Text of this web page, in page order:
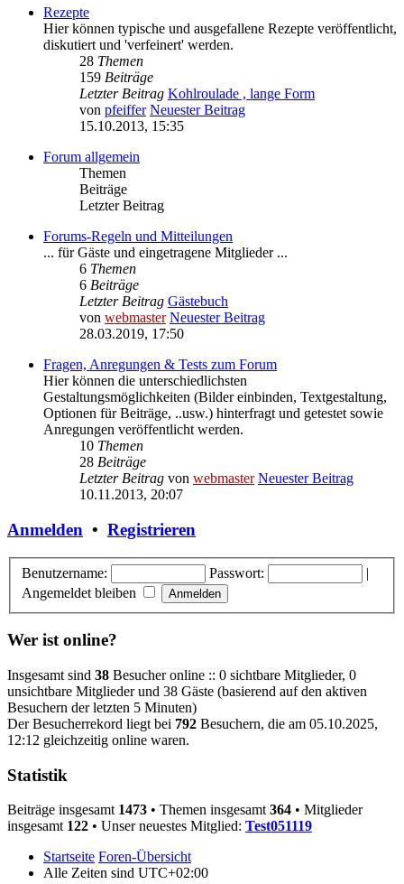
Rezepte
Hier können typische und ausgefallene Rezepte veröffentlicht,
diskutiert und 'verfeinert' werden.
28 Themen
159 Beiträge
Letzter Beitrag Kohlroulade , lange Form
von pfeiffer Neuester Beitrag
15.10.2013, 15:35
Forum allgemein
Themen
Beiträge
Letzter Beitrag
Forums-Regeln und Mitteilungen
... für Gäste und eingetragene Mitglieder ...
6 Themen
6 Beiträge
Letzter Beitrag Gästebuch
von webmaster Neuester Beitrag
28.03.2019, 17:50
Fragen, Anregungen & Tests zum Forum
Hier können die unterschiedlichsten
Gestaltungsmöglichkeiten (Bilder einbinden, Textgestaltung,
Optionen für Beiträge, ..usw.) hinterfragt und getestet sowie
Anregungen veröffentlicht werden.
10 Themen
28 Beiträge
Letzter Beitrag von webmaster Neuester Beitrag
10.11.2013, 20:07
Anmelden • Registrieren
Benutzername: Passwort:
|
Angemeldet bleiben
Wer ist online?
Insgesamt sind 38 Besucher online :: 0 sichtbare Mitglieder, 0
unsichtbare Mitglieder und 38 Gäste (basierend auf den aktiven
Besuchern der letzten 5 Minuten)
Der Besucherrekord liegt bei 792 Besuchern, die am 05.10.2025,
12:12 gleichzeitig online waren.
Statistik
Beiträge insgesamt 1473 • Themen insgesamt 364 • Mitglieder
insgesamt 122 • Unser neuestes Mitglied: Test051119
Startseite Foren-Übersicht
Alle Zeiten sind UTC+02:00